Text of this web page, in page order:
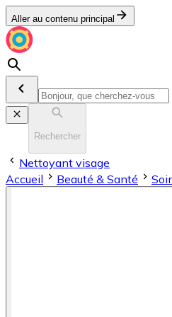
Aller au contenu principal
Rechercher
Nettoyant visage
Accueil
Beauté & Santé